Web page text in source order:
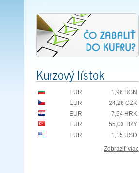
Kurzový lístok
EUR
1,96 BGN
EUR
24,26 CZK
EUR
7,54 HRK
EUR
55,03 TRY
EUR
1,15 USD
Zobraziť viac